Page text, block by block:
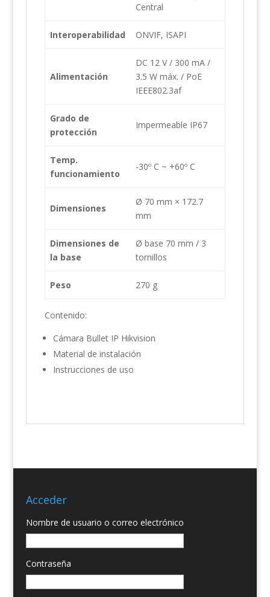
Central
Interoperabilidad ONVIF, ISAPI
Alimentación
DC 12 V / 300 mA /
3.5 W máx. / PoE
IEEE802.3af
Grado de
protección
Impermeable IP67
Temp.
funcionamiento
-30º C ~ +60º C
Dimensiones
Ø 70 mm × 172.7
mm
Dimensiones de
la base
Ø base 70 mm / 3
tornillos
Peso 270 g
Contenido:
Cámara Bullet IP Hikvision
Material de instalación
Instrucciones de uso
Acceder
Nombre de usuario o correo electrónico
Contraseña